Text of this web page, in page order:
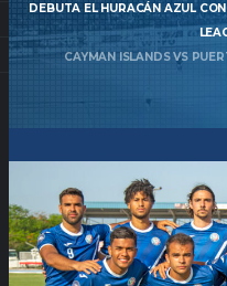
DEBUTA EL HURACÁN AZUL
CAYMAN ISLANDS VS